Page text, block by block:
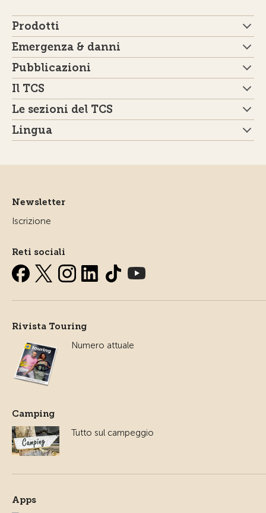
Prodotti
Emergenza & danni
Pubblicazioni
Il TCS
Le sezioni del TCS
Lingua
Newsletter
Iscrizione
Reti sociali
Rivista Touring
Numero attuale
Camping
Tutto sul campeggio
Apps